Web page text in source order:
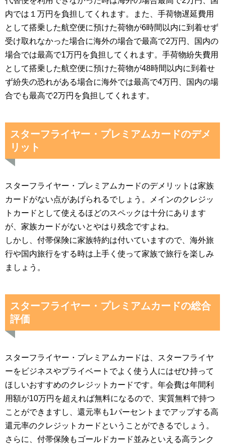
内では１万円を負担してくれます。また、手荷物遅延費用
として搭乗した航空便に預けた荷物が6時間以内に到着せず
受け取れなかった場合に海外の場合で最高で2万円、国内の
場合では最高で1万円を負担してくれます。手荷物紛失費用
として搭乗した航空便に預けた荷物が48時間以内に到着せ
ず紛失の恐れがある場合に海外では最高で4万円、国内の場
合でも最高で2万円を負担してくれます。
スターフライヤー・プレミアムカードのデメ
リット
スターフライヤー・プレミアムカードのデメリットは家族
カードがない点があげられるでしょう。メインのクレジッ
トカードとして使えるほどのスペックは十分にあります
が、家族カードがないとやはり残念ですよね。
しかし、付帯保険に家族特約は付いていますので、海外旅
行や国内旅行をする時は上手く使って家族で旅行を楽しみ
ましょう。
スターフライヤー・プレミアムカードの総合
評価
スターフライヤー・プレミアムカードは、スターフライヤ
ーをビジネスやプライベートでよく使う人にはぜひ持って
ほしいおすすめのクレジットカードです。年会費は年間利
用額が10万円を超えれば無料になるので、実質無料で持つ
ことができますし、還元率も1パーセントまでアップする高
還元率のクレジットカードということができるでしょう。
さらに、付帯保険もゴールドカード並みといえる高ランク